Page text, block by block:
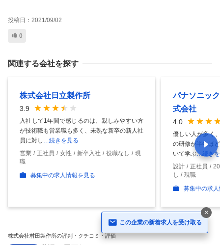
投稿日： 2021/09/02
0
関連する会社を探す
株式会社日立製作所
3.9
入社して1年間で感じるのは、親しみやすい方
が技術職も営業職も多く、未熟な新卒の新人社
員に対し …続きを見る
営業
正社員 女性 新卒入社 役職なし
現
職
募集中の求人情報を見る
パナソニッ
式会社
4.0
優しい人が多く
の研修が半年ほ
いて学ぶ…続き
設計
正社員
し
現職
募集中の求
株式会社村田製作所の評判・クチコミ・評価
この企業の新着求人を受け取る